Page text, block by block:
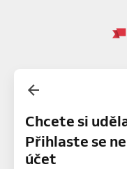
Chcete si
Přihlaste se
účet